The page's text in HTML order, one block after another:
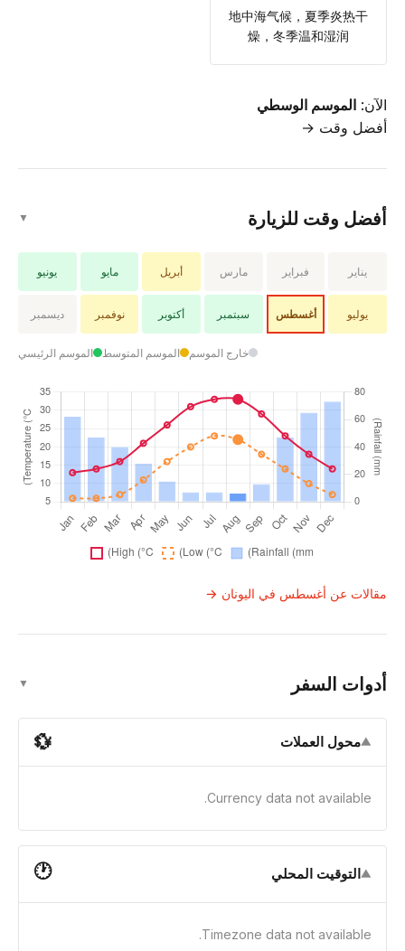
地中海气候，夏季炎热干
燥，冬季温和湿润
الآن: الموسم الوسطي
أفضل وقت →
أفضل وقت للزيارة ▼
يناير فبراير مارس أبريل مايو يونيو
يوليو أغسطس سبتمبر أكتوبر نوفمبر ديسمبر
الموسم الرئيسي الموسم المتوسط خارج الموسم
مقالات عن أغسطس في اليونان →
أدوات السفر ▼
💱 محول العملات▼
Currency data not available.
🕐 التوقيت المحلي ▼
Timezone data not available.